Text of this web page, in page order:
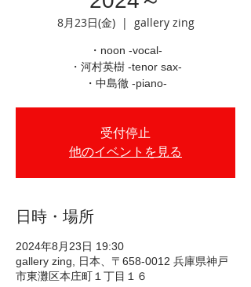
8月23日(金)
  |
gallery zing
・noon -vocal-
・河村英樹 -tenor sax-
・中島徹 -piano-
受付停止
他のイベントを見る
日時・場所
2024年8月23日 19:30
gallery zing, 日本、〒658-0012 兵庫県神戸
市東灘区本庄町１丁目１６